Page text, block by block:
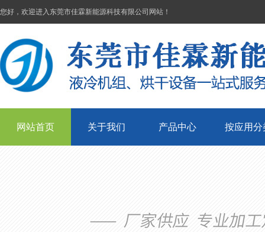
您好，欢迎进入东莞市佳霖新能源科技有限公司网站！
网站首页 关于我们 产品中心 按应用分